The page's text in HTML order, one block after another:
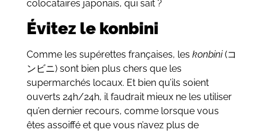
colocataires japonais, qui sait ?
Évitez le konbini
Comme les supérettes françaises, les konbini(コ
ンビニ) sont bien plus chers que les
supermarchés locaux. Et bien qu’ils soient
ouverts 24h/24h, il faudrait mieux ne les utiliser
qu’en dernier recours, comme lorsque vous
êtes assoiffé et que vous n’avez plus de